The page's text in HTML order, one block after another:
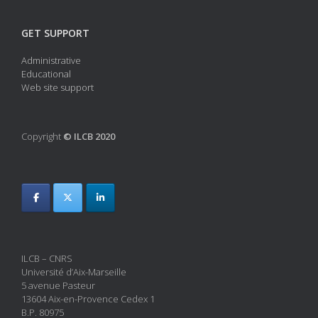
GET SUPPORT
Administrative
Educational
Web site support
Copyright © ILCB 2020
ILCB – CNRS
Université d’Aix-Marseille
5 avenue Pasteur
13604 Aix-en-Provence Cedex 1
B.P. 80975